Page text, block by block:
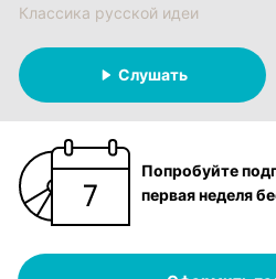
Классика русской идеи
Слушать
Попробуйте
первая неделя